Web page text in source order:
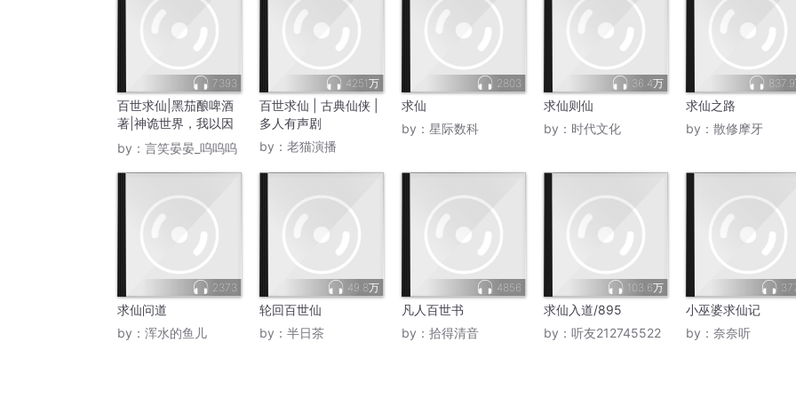
7393
百世求仙|黑茄酿啤酒
著|神诡世界，我以因
果成道
by： 言笑晏晏_呜呜呜
4251万
百世求仙 | 古典仙侠 |
多人有声剧
by： 老猫演播
2803
求仙
by： 星际数科
36.4万
求仙则仙
by： 时代文化
求仙之路
by： 散修摩牙
2373
求仙问道
by： 浑水的鱼儿
49.8万
轮回百世仙
by： 半日茶
4856
凡人百世书
by： 拾得清音
103.6万
求仙入道/895
by： 听友212745522
小巫婆求仙记
by： 奈奈听